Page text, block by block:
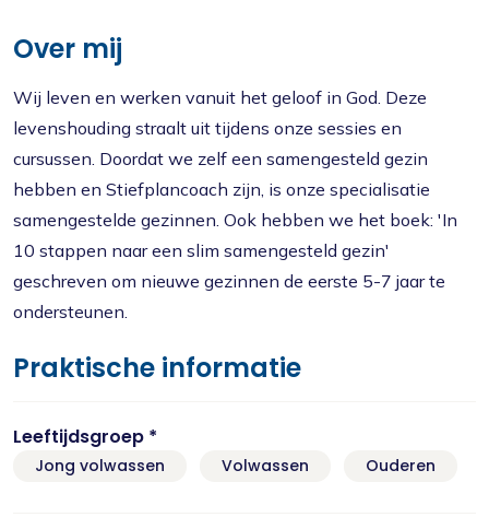
Over mij
Wij leven en werken vanuit het geloof in God. Deze
levenshouding straalt uit tijdens onze sessies en
cursussen. Doordat we zelf een samengesteld gezin
hebben en Stiefplancoach zijn, is onze specialisatie
samengestelde gezinnen. Ook hebben we het boek: 'In
10 stappen naar een slim samengesteld gezin'
geschreven om nieuwe gezinnen de eerste 5-7 jaar te
ondersteunen.
Praktische informatie
Leeftijdsgroep *
Jong volwassen Volwassen Ouderen